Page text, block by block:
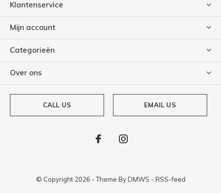
Klantenservice
Mijn account
Categorieën
Over ons
CALL US EMAIL US
© Copyright 2026 - Theme ByDMWS - RSS-feed